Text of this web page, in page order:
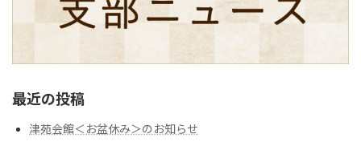
最近の投稿
津苑会館＜お盆休み＞のお知らせ